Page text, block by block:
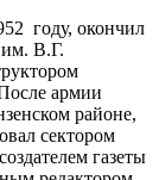
году, окончил
В.Г.
армии
районе,
сектором
газеты